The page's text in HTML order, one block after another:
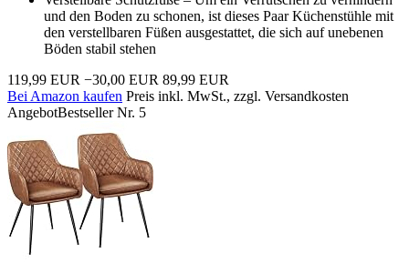
und den Boden zu schonen, ist dieses Paar Küchenstühle mit
den verstellbaren Füßen ausgestattet, die sich auf unebenen
Böden stabil stehen
119,99 EUR −30,00 EUR 89,99 EUR
Bei Amazon kaufen Preis inkl. MwSt., zzgl. Versandkosten
AngebotBestseller Nr. 5